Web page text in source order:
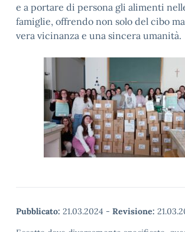
e a portare di persona gli alimenti
famiglie, offrendo non solo del cibo
vera vicinanza e una sincera umanità.
Pubblicato: 21.03.2024 - Revisione: